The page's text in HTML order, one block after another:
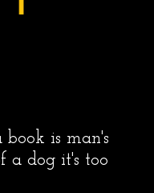
is man's
a dog it's too